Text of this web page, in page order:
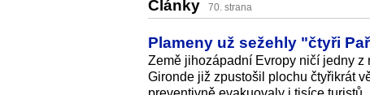
Články 70. strana
Plameny už sežehly "čtyři
Země jihozápadní Evropy ničí jedny
Gironde již zpustošil plochu čtyřikrát